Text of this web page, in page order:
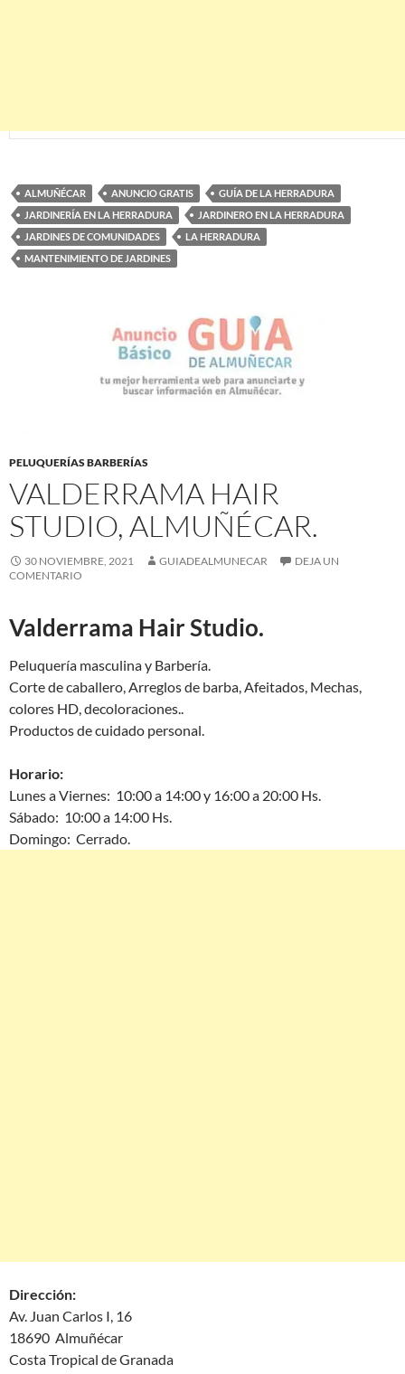
ALMUÑÉCAR ANUNCIO GRATIS
GUÍA DE LA HERRADURA
JARDINERÍA EN LA HERRADURA
JARDINERO EN LA HERRADURA
JARDINES DE COMUNIDADES
LA HERRADURA
MANTENIMIENTO DE JARDINES
PELUQUERÍAS BARBERÍAS
VALDERRAMA HAIR
STUDIO, ALMUÑÉCAR.
30 NOVIEMBRE, 2021 GUIADEALMUNECAR
DEJA UN
COMENTARIO
Valderrama Hair Studio.
Peluquería masculina y Barbería.
Corte de caballero, Arreglos de barba, Afeitados, Mechas,
colores HD, decoloraciones..
Productos de cuidado personal.
Horario:
Lunes a Viernes: 10:00 a 14:00 y 16:00 a 20:00 Hs.
Sábado: 10:00 a 14:00 Hs.
Domingo: Cerrado.
Dirección:
Av. Juan Carlos I, 16
18690 Almuñécar
Costa Tropical de Granada